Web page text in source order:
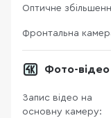
Оптичне
Фронтальна
Фото-
Запис відео на
основну камеру: